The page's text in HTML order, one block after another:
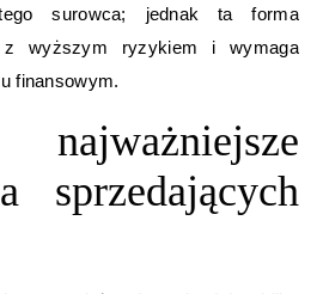
surowca; jednak ta forma
wyższym ryzykiem i wymaga
finansowym.
sprzedających